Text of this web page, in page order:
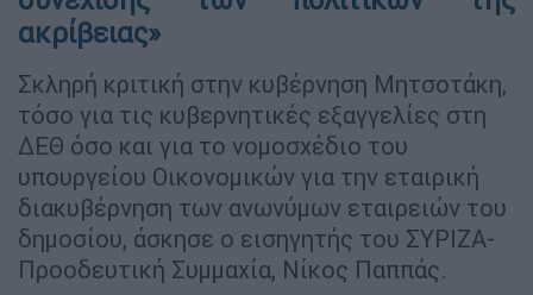
ακρίβειας»
Σκληρή κριτική στην κυβέρνηση Μητσοτάκη,
τόσο για τις κυβερνητικές εξαγγελίες στη
ΔΕΘ όσο και για το νομοσχέδιο του
υπουργείου Οικονομικών για την εταιρική
διακυβέρνηση των ανωνύμων εταιρειών του
δημοσίου, άσκησε ο εισηγητής του ΣΥΡΙΖΑ-
Προοδευτική Συμμαχία, Νίκος Παππάς.